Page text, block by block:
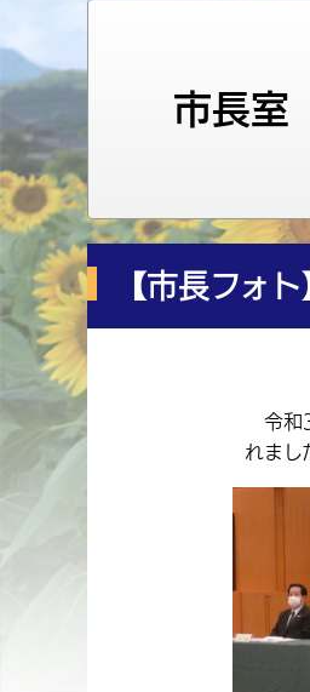
市長室
【市長フォ
令和3
れまし